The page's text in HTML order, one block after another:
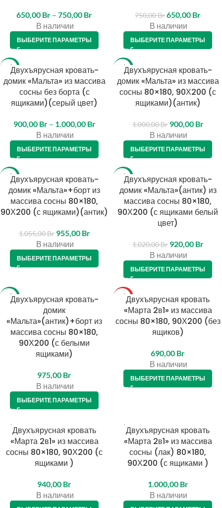
650,00 Br – 750,00 Br
В наличии
ВЫБЕРИТЕ ПАРАМЕТРЫ
750,00Br650,00 Br
В наличии
ВЫБЕРИТЕ ПАРАМЕТРЫ
-10%Двухъярусная кровать-
домик «Мальта» из массива
сосны без борта (с
ящиками)(серый цвет)
900,00 Br – 1.000,00 Br
В наличии
ВЫБЕРИТЕ ПАРАМЕТРЫ
-10%Двухъярусная кровать-
домик «Мальта» из массива
сосны 80×180, 90Х200 (с
ящиками)(антик)
1.000,00Br 900,00 Br
В наличии
ВЫБЕРИТЕ ПАРАМЕТРЫ
-9%Двухъярусная кровать-
домик «Мальта»+борт из
массива сосны 80×180,
90Х200 (с ящиками)(антик)
1.055,00Br 955,00 Br
В наличии
ВЫБЕРИТЕ ПАРАМЕТРЫ
-10%Двухъярусная кровать-
домик «Мальта»(антик) из
массива сосны 80×180,
90Х200 (с ящиками белый
цвет)
1.020,00Br 920,00 Br
В наличии
ВЫБЕРИТЕ ПАРАМЕТРЫ
-11%Двухъярусная кровать-
домик
«Мальта»(антик)+борт из
массива сосны 80×180,
90Х200 (с белыми
ящиками)
975,00 Br
В наличии
ВЫБЕРИТЕ ПАРАМЕТРЫ
ТОПДвухъярусная кровать
«Марта 2в1» из массива
сосны 80×180, 90Х200 (без
ящиков)
690,00 Br
В наличии
ВЫБЕРИТЕ ПАРАМЕТРЫ
Двухъярусная кровать
«Марта 2в1» из массива
сосны 80×180, 90Х200 (с
ящиками )
940,00 Br
В наличии
Двухъярусная кровать
«Марта 2в1» из массива
сосны (лак) 80×180,
90Х200 (с ящиками )
1.000,00 Br
В наличии